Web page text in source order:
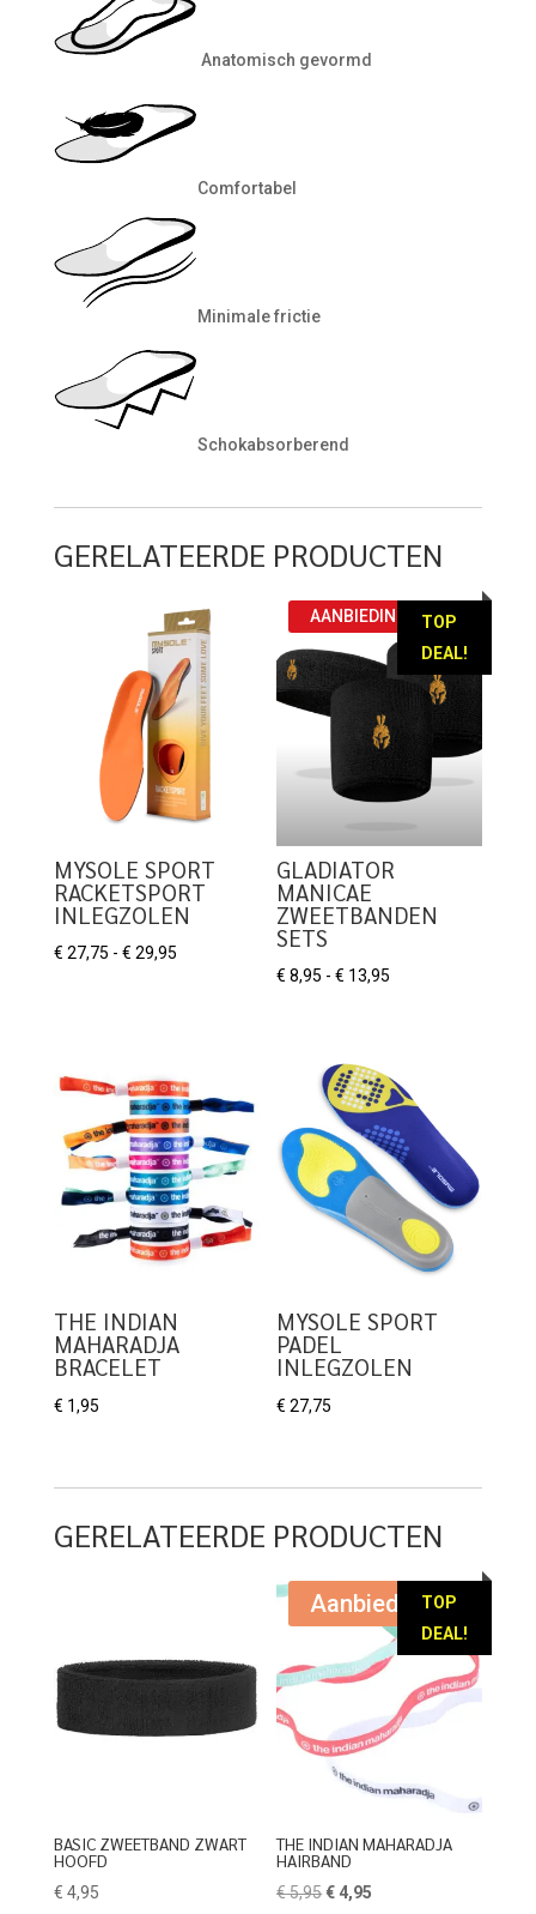
Anatomisch gevormd
Comfortabel
Minimale frictie
Schokabsorberend
GERELATEERDE PRODUCTEN
MYSOLE SPORT
RACKETSPORT
INLEGZOLEN
€ 27,75 - € 29,95Prijsklasse:
TOP
DEAL!
AANBIEDING!
GLADIATOR
MANICAE
ZWEETBANDEN
SETS
€ 8,95 - € 13,95
THE INDIAN
MAHARADJA
BRACELET
€ 1,95
MYSOLE SPORT
PADEL
INLEGZOLEN
€ 27,75
GERELATEERDE PRODUCTEN
BASIC ZWEETBAND ZWART
HOOFD
€ 4,95
TOP
DEAL!
Aanbieding!
THE INDIAN MAHARADJA
HAIRBAND
€5,95Oorspronkelijke
€ 4,95